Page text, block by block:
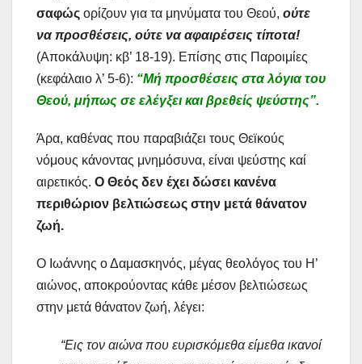
σαφώς ορίζουν για τα μηνύματα του Θεού, ούτε
να προσθέσεις, ούτε να αφαιρέσεις τίποτα!
(Αποκάλυψη: κβ’ 18-19). Επίσης στις Παροιμίες
(κεφάλαιο λ’ 5-6): “Μή προσθέσεις στα λόγια του
Θεού, μήπως σε ελέγξει και βρεθείς ψεύστης”.
Άρα, καθένας που παραβιάζει τους Θεϊκούς
νόμους κάνοντας μνημόσυνα, είναι ψεύστης καί
αιρετικός. Ο Θεός δεν έχει δώσει κανένα
περιθώριον βελτιώσεως στην μετά θάνατον
ζωή.
Ο Ιωάννης ο Δαμασκηνός, μέγας θεολόγος του Η’
αιώνος, αποκρούοντας κάθε μέσον βελτιώσεως
στην μετά θάνατον ζωή, λέγει:
“Εις τον αιώνα που ευρισκόμεθα είμεθα ικανοί